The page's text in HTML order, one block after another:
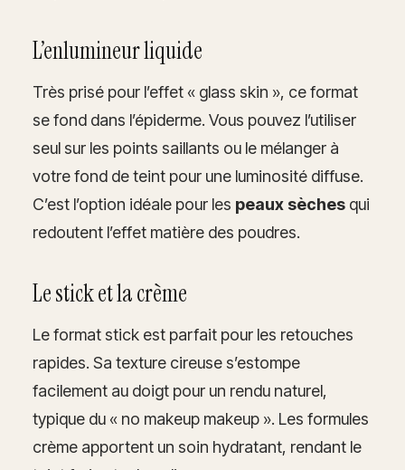
L’enlumineur liquide
Très prisé pour l’effet « glass skin », ce format
se fond dans l’épiderme. Vous pouvez l’utiliser
seul sur les points saillants ou le mélanger à
votre fond de teint pour une luminosité diffuse.
C’est l’option idéale pour les peaux sèches qui
redoutent l’effet matière des poudres.
Le stick et la crème
Le format stick est parfait pour les retouches
rapides. Sa texture cireuse s’estompe
facilement au doigt pour un rendu naturel,
typique du « no makeup makeup ». Les formules
crème apportent un soin hydratant, rendant le